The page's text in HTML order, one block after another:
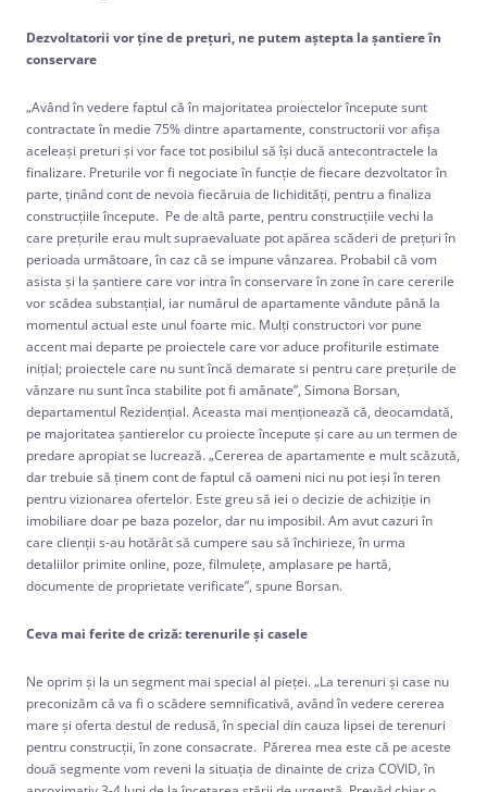
Dezvoltatorii vor ţine de preţuri, ne putem aştepta la şantiere în
conservare
„Având în vedere faptul că în majoritatea proiectelor începute sunt
contractate în medie 75% dintre apartamente, constructorii vor afişa
aceleaşi preturi şi vor face tot posibilul să își ducă antecontractele la
finalizare. Preturile vor fi negociate în funcţie de fiecare dezvoltator în
parte, ţinând cont de nevoia fiecăruia de lichidităţi, pentru a finaliza
construcţiile începute. Pe de altă parte, pentru construcțiile vechi la
care prețurile erau mult supraevaluate pot apărea scăderi de prețuri în
perioada următoare, în caz că se impune vânzarea. Probabil că vom
asista și la şantiere care vor intra în conservare în zone în care cererile
vor scădea substanțial, iar numărul de apartamente vândute până la
momentul actual este unul foarte mic. Mulți constructori vor pune
accent mai departe pe proiectele care vor aduce profiturile estimate
inițial; proiectele care nu sunt încă demarate si pentru care preţurile de
vânzare nu sunt înca stabilite pot fi amânate”, Simona Borsan,
departamentul Rezidenţial. Aceasta mai menţionează că, deocamdată,
pe majoritatea şantierelor cu proiecte începute și care au un termen de
predare apropiat se lucrează. „Cererea de apartamente e mult scăzută,
dar trebuie să ținem cont de faptul că oameni nici nu pot ieși în teren
pentru vizionarea ofertelor. Este greu să iei o decizie de achiziţie in
imobiliare doar pe baza pozelor, dar nu imposibil. Am avut cazuri în
care clienţii s-au hotărât să cumpere sau să închirieze, în urma
detaliilor primite online, poze, filmuleţe, amplasare pe hartă,
documente de proprietate verificate”, spune Borsan.
Ceva mai ferite de criză: terenurile şi casele
Ne oprim şi la un segment mai special al pieţei. „La terenuri și case nu
preconizăm că va fi o scădere semnificativă, având în vedere cererea
mare și oferta destul de redusă, în special din cauza lipsei de terenuri
pentru construcții, în zone consacrate. Părerea mea este că pe aceste
două segmente vom reveni la situaţia de dinainte de criza COVID, în